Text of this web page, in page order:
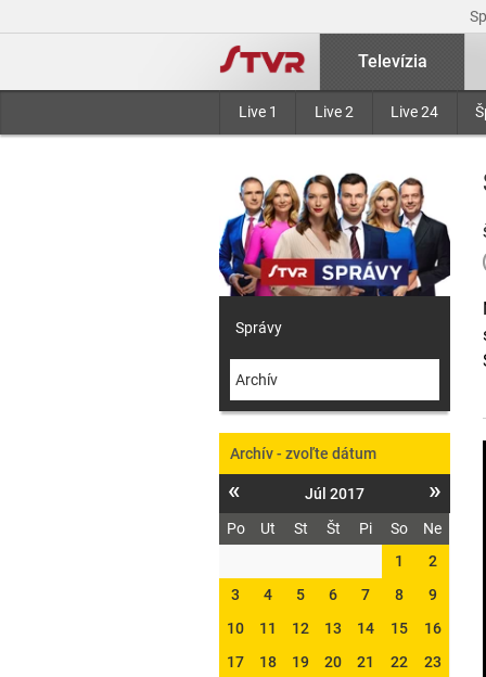
Televízia
Live 1 Live 2 Live 24
Správy
Archív
Archív - zvoľte dátum
« Júl 2017 »
Po Ut St Št Pi So
Ne
1
2
3
4 5 6 7 8
9
10
11 12 13 14 15
16
17
18 19 20 21 22
23